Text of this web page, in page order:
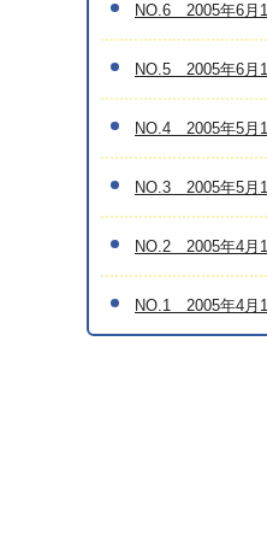
NO.6 2005年6月
NO.5 2005年6月
NO.4 2005年5月
NO.3 2005年5月
NO.2 2005年4月
NO.1 2005年4月